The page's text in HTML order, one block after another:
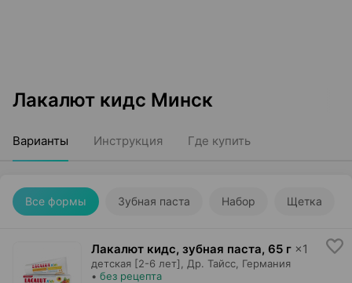
Лакалют кидс Минск
Варианты Инструкция Где купить
Все формы Зубная паста Набор Щетка
Лакалют кидс, зубная паста, 65 г ×1
детская [2-6 лет], Др. Тайсс , Германия
• без рецепта